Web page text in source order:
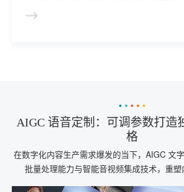
法，精准解析不同场景的语言特征与表达需
AIGC 语音定制：可调参数打造
格
在数字化内容生产需求爆发的当下，AIGC 文
批量处理能力与智能音视频集成技术，重塑